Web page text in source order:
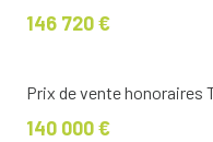
146 720 €
Prix de vente honoraires
140 000 €